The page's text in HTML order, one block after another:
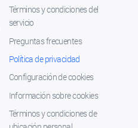
Términos y condiciones del
servicio
Preguntas frecuentes
Política de privacidad
Configuración de cookies
Información sobre cookies
Términos y condiciones de